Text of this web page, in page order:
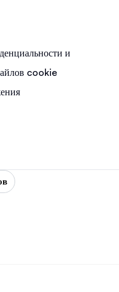
и
cookie